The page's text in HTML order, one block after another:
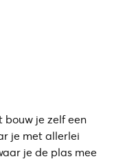
bouw je zelf een
je met allerlei
je de plas mee